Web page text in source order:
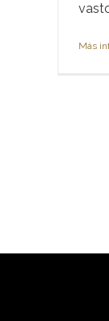
Más